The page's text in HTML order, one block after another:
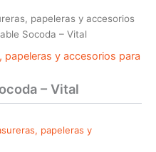
papeleras y accesorios
Socoda – Vital
papeleras y accesorios para
– Vital
papeleras y